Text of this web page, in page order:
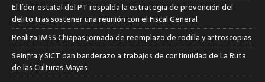
El líder estatal del PT respalda la estrategia de prevención del
delito tras sostener una reunión con el Fiscal General
Realiza IMSS Chiapas jornada de reemplazo de rodilla y artroscopias
Seinfra y SICT dan banderazo a trabajos de continuidad de La Ruta
de las Culturas Mayas